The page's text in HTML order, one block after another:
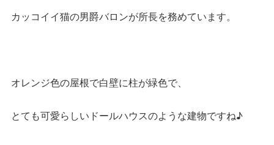
カッコイイ猫の男爵バロンが所長を務めています。
オレンジ色の屋根で白壁に柱が緑色で、
とても可愛らしいドールハウスのような建物ですね♪